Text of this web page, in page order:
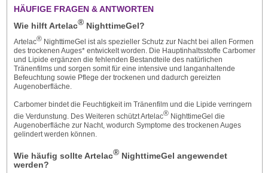
HÄUFIGE FRAGEN & ANTWORTEN
Wie hilft Artelac®NighttimeGel?
Artelac®NighttimeGel ist als spezieller Schutz zur Nacht bei allen Formen
des trockenen Auges* entwickelt worden. Die Hauptinhaltsstoffe Carbomer
und Lipide ergänzen die fehlenden Bestandteile des natürlichen
Tränenfilms und sorgen somit für eine intensive und langanhaltende
Befeuchtung sowie Pflege der trockenen und dadurch gereizten
Augenoberfläche.
Carbomer bindet die Feuchtigkeit im Tränenfilm und die Lipide verringern
die Verdunstung. Des Weiteren schützt Artelac®NighttimeGel die
Augenoberfläche zur Nacht, wodurch Symptome des trockenen Auges
gelindert werden können.
Wie häufig sollte Artelac®NighttimeGel angewendet
werden?